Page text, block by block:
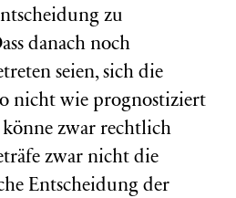
zu
danach noch
seien, sich die
nicht wie prognostiziert
zwar rechtlich
zwar nicht die
Entscheidung der